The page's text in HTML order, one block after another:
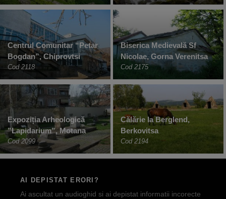
Centrul Comunitar “Petar
Bogdan”, Chiprovtsi
Cod 2118
Biserica Medievală Sf
Nicolae, Gorna Verenitsa
Cod 2175
Expoziția Arheologică
”Lapidarium”, Motana
Cod 2099
Călărie la Berglend,
Berkovitsa
Cod 2194
AI DEPISTAT ERORI?
Ai ascultat un audioghid si ai depistat informatii incorecte